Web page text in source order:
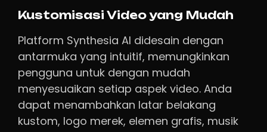
Kustomisasi Video yang Mudah
Platform Synthesia AI didesain dengan
antarmuka yang intuitif, memungkinkan
pengguna untuk dengan mudah
menyesuaikan setiap aspek video. Anda
dapat menambahkan latar belakang
kustom, logo merek, elemen grafis, musik